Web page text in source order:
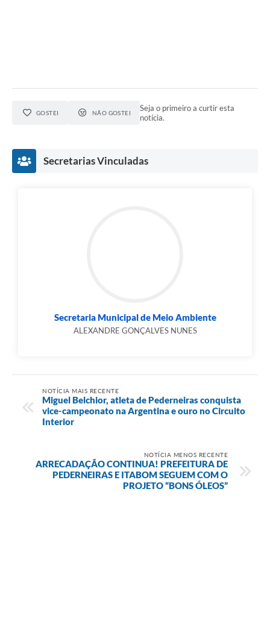
GOSTEI NÃO GOSTEI
Seja o primeiro a curtir esta
notícia.
Secretarias Vinculadas
Secretaria Municipal de Meio Ambiente
ALEXANDRE GONÇALVES NUNES
NOTÍCIA MAIS RECENTE
Miguel Belchior, atleta de Pederneiras conquista
vice-campeonato na Argentina e ouro no Circuito
Interior
NOTÍCIA MENOS RECENTE
ARRECADAÇÃO CONTINUA! PREFEITURA DE
PEDERNEIRAS E ITABOM SEGUEM COM O
PROJETO “BONS ÓLEOS”